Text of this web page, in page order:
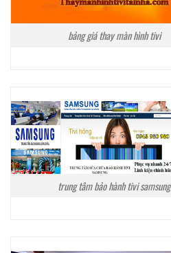
bảng giá thay màn hình tivi
trung tâm bảo hành tivi samsung